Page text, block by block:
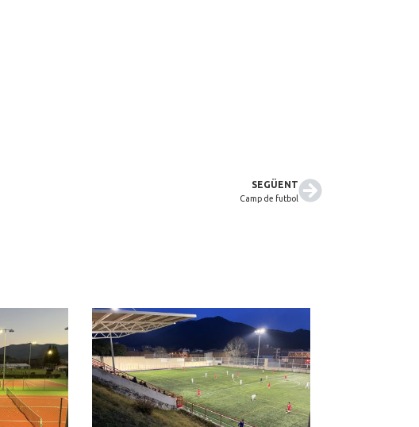
SEGÜENT
Camp de futbol